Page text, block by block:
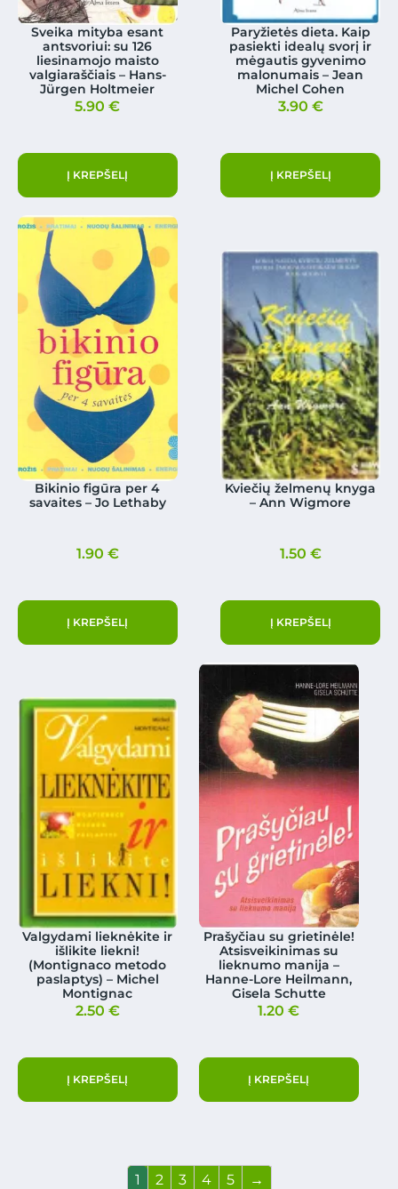
Sveika mityba esant
antsvoriui: su 126
liesinamojo maisto
valgiaraščiais – Hans-
Jürgen Holtmeier
5.90€
Į KREPŠELĮ
Paryžietės dieta. Kaip
pasiekti idealų svorį ir
mėgautis gyvenimo
malonumais – Jean
Michel Cohen
3.90 €
Į KREPŠELĮ
Bikinio figūra per 4
savaites – Jo Lethaby
1.90 €
Į KREPŠELĮ
Kviečių želmenų knyga
– Ann Wigmore
1.50 €
Į KREPŠELĮ
Valgydami lieknėkite ir
išlikite liekni!
(Montignaco metodo
paslaptys) – Michel
Montignac
2.50 €
Į KREPŠELĮ
Prašyčiau su grietinėle!
Atsisveikinimas su
lieknumo manija –
Hanne-Lore Heilmann,
Gisela Schutte
1.20€
Į KREPŠELĮ
1 2 3 4 5 →